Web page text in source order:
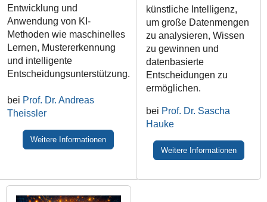
Entwicklung und
Anwendung von KI-
Methoden wie maschinelles
Lernen, Mustererkennung
und intelligente
Entscheidungsunterstützung.
bei Prof. Dr. Andreas
Theissler
Weitere Informationen
künstliche Intelligenz,
um große Datenmengen
zu analysieren, Wissen
zu gewinnen und
datenbasierte
Entscheidungen zu
ermöglichen.
bei Prof. Dr. Sascha
Hauke
Weitere Informationen